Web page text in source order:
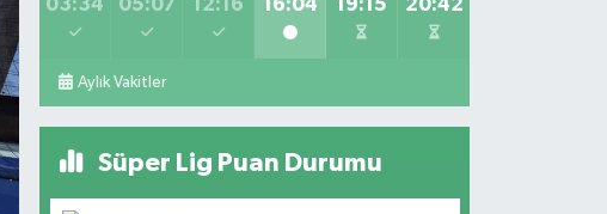
03:34 05:07 12:16 16:04 19:15 20:42
Aylık Vakitler
Süper Lig Puan Durumu